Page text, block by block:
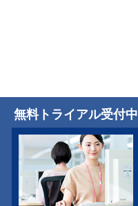
無料トライアル受付中